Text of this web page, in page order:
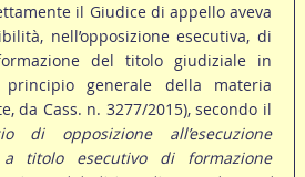
il Giudice di appello aveva
nell’opposizione esecutiva, di
del titolo giudiziale in
generale della materia
da Cass. n. 3277/2015), secondo il
di opposizione all’esecuzione
titolo esecutivo di formazione